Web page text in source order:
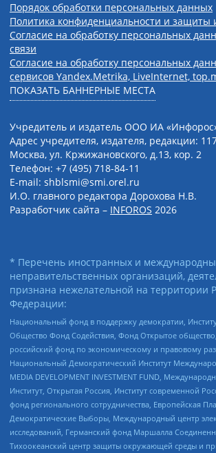
Порядок обработки персональных данных
Политика конфиденциальности и
Согласие на обработку персональных
связи
Согласие на обработку персональных
сервисов Yandex.Metrika, LiveInternet,
ПОКАЗАТЬ БАННЕРНЫЕ МЕСТА
Учредитель и издатель ООО ИА
Адрес учредителя, издателя, редакции:
Москва, ул. Кржижановского, д.13, кор. 2
Телефон: +7 (495) 718-84-11
E-mail: shblsmi@smi.orel.ru
И.О. главного редактора Дорохова Н.В.
Разработчик сайта – INFOROS 2026
* Перечень иностранных и
неправительственных организаций,
признана нежелательной на территории
Федерации:
Национальный фонд в поддержку демократии,
Общество Фонд Содействия, Фонд Открытое
российский фонд по экономическому и правовому
Национальный Демократический Институт
MEDIA DEVELOPMENT INVESTMENT FUND,
Институт, Открытая Россия, Институт современной
фонд регионального сотрудничества, Европейская
Демократические Выборы, Международный центр
исследований, Германский фонд Маршалла
Тихоокеанский центр защиты окружающей среды и